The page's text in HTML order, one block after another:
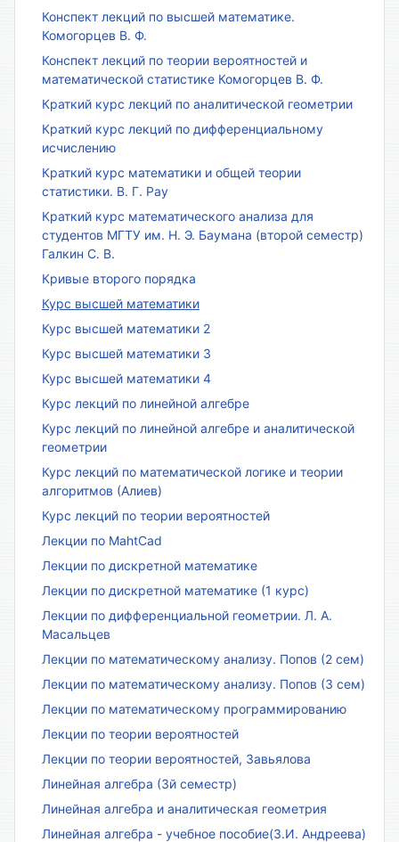
Конспект лекций по высшей математике.
Комогорцев В. Ф.
Конспект лекций по теории вероятностей и
математической статистике Комогорцев В. Ф.
Краткий курс лекций по аналитической геометрии
Краткий курс лекций по дифференциальному
исчислению
Краткий курс математики и общей теории
статистики. В. Г. Рау
Краткий курс математического анализа для
студентов МГТУ им. Н. Э. Баумана (второй семестр)
Галкин С. В.
Кривые второго порядка
Курс высшей математики
Курс высшей математики 2
Курс высшей математики 3
Курс высшей математики 4
Курс лекций по линейной алгебре
Курс лекций по линейной алгебре и аналитической
геометрии
Курс лекций по математической логике и теории
алгоритмов (Алиев)
Курс лекций по теории вероятностей
Лекции по MahtCad
Лекции по дискретной математике
Лекции по дискретной математике (1 курс)
Лекции по дифференциальной геометрии. Л. А.
Масальцев
Лекции по математическому анализу. Попов (2 сем)
Лекции по математическому анализу. Попов (3 сем)
Лекции по математическому программированию
Лекции по теории вероятностей
Лекции по теории вероятностей, Завьялова
Линейная алгебра (3й семестр)
Линейная алгебра и аналитическая геометрия
Линейная алгебра - учебное пособие(З.И. Андреева)